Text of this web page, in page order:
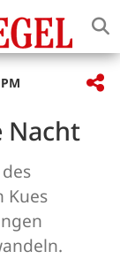
Nacht
Kues